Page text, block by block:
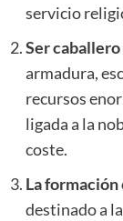
servicio
Ser caballero
armadura,
recursos
ligada a la
coste.
La formación
destinado a